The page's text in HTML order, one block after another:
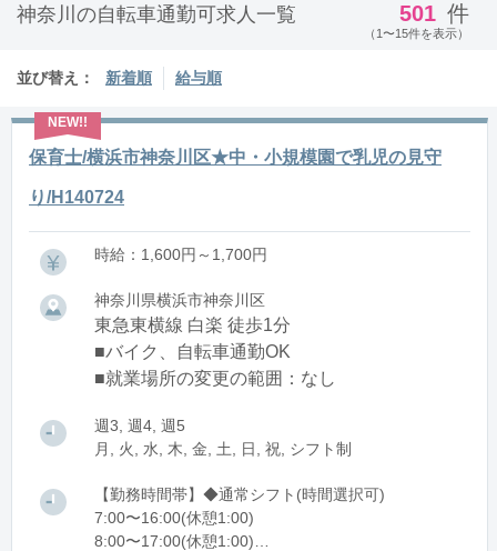
神奈川の自転車通勤可求人一覧 501 件
（1〜15件を表示）
並び替え： 新着順 給与順
保育士/横浜市神奈川区★中・小規模園で乳児の見守
り/H140724
時給：1,600円～1,700円
神奈川県横浜市神奈川区
東急東横線 白楽 徒歩1分
■バイク、自転車通勤OK
■就業場所の変更の範囲：なし
週3, 週4, 週5
月, 火, 水, 木, 金, 土, 日, 祝, シフト制
【勤務時間帯】◆通常シフト(時間選択可)
7:00〜16:00(休憩1:00)
8:00〜17:00(休憩1:00)